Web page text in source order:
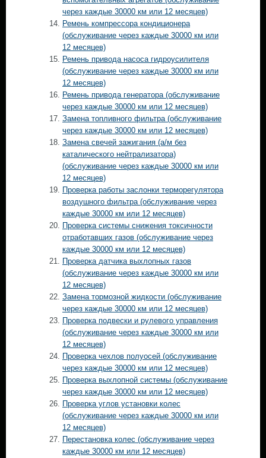
через каждые 30000 км или 12 месяцев)
Ремень компрессора кондиционера
(обслуживание через каждые 30000 км или
12 месяцев)
Ремень привода насоса гидроусилителя
(обслуживание через каждые 30000 км или
12 месяцев)
Ремень привода генератора (обслуживание
через каждые 30000 км или 12 месяцев)
Замена топливного фильтра (обслуживание
через каждые 30000 км или 12 месяцев)
Замена свечей зажигания (а/м без
каталического нейтрализатора)
(обслуживание через каждые 30000 км или
12 месяцев)
Проверка работы заслонки терморегулятора
воздушного фильтра (обслуживание через
каждые 30000 км или 12 месяцев)
Проверка системы снижения токсичности
отработавших газов (обслуживание через
каждые 30000 км или 12 месяцев)
Проверка датчика выхлопных газов
(обслуживание через каждые 30000 км или
12 месяцев)
Замена тормозной жидкости (обслуживание
через каждые 30000 км или 12 месяцев)
Проверка подвески и рулевого управления
(обслуживание через каждые 30000 км или
12 месяцев)
Проверка чехлов полуосей (обслуживание
через каждые 30000 км или 12 месяцев)
Проверка выхлопной системы (обслуживание
через каждые 30000 км или 12 месяцев)
Проверка углов установки колес
(обслуживание через каждые 30000 км или
12 месяцев)
Перестановка колес (обслуживание через
каждые 30000 км или 12 месяцев)